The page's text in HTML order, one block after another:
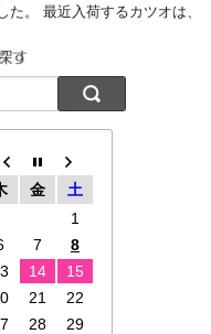
た。 最近入荷するカツオは、
金
土
1
7
8
14
15
21
22
28
29